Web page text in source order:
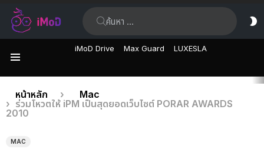
iMoD Drive Max Guard LUXESLA
เรื่อง
ล่าสุด
คุณอยู่ที่นี่:
หน้าหลัก
Mac
ร่วมโหวตให้ iPM เป็นสุดยอดเว็บไซต์ PORAR AWARDS
2010
MAC